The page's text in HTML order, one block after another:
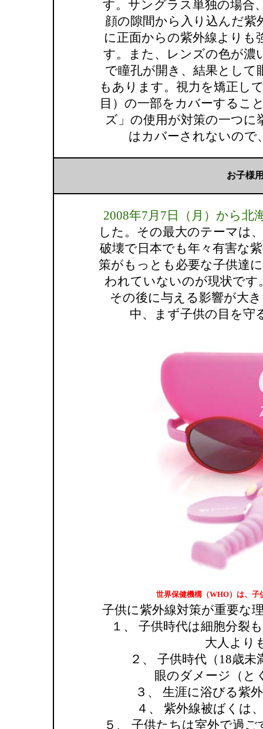
す。サングラス単独の場合
顔の隙間から入り込んだ紫
に正面からの紫外線よりも
す。また、レンズの色が濃
で瞳孔が開き、結果として
もあります。視力を矯正し
目）の一部をカバーするこ
ズ」の使用が対策の一つに
はカバーされないので
お子様
2008年7月7日（月）から北
した。その最大のテーマは
破壊で日本でも年々有害な
策がもっとも必要な子供達
われていないのが現状です
その後に与える影響が大
中、まず子供の目を守
世界保健機構（WHO）は、子
子供に紫外線対策が重要な
１、 子供時代は細胞分裂
大人よりも
２、 子供時代（18歳
眼のダメージ（とく
３、 生涯に浴びる紫
４、 紫外線被ばくは
５、 子供たちは室外で過